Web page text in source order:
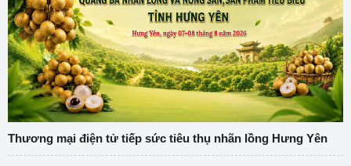
Thương mại điện tử tiếp sức tiêu thụ nhãn lồng Hưng Yên